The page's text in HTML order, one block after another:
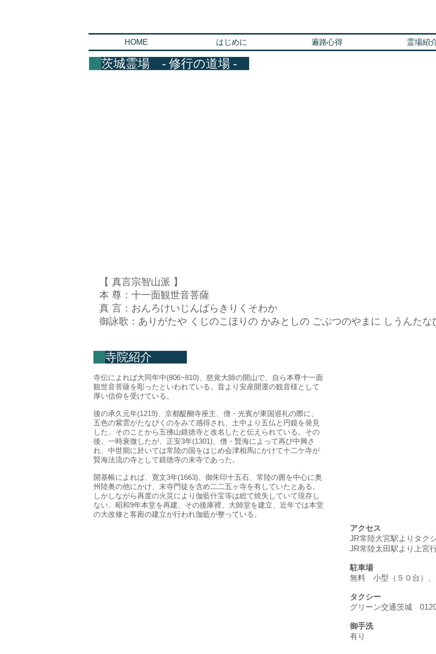
HOME はじめに 遍路心得 霊場紹
茨城霊場 - 修行の道場 -
【 真言宗智山派 】
本 尊：十一面観世音菩薩
真 言：おんろけいじんばらきりくそわか
御詠歌：ありがたや くじのこほりの かみとしの ごぶつのやまに しうんたな
寺院紹介
寺伝によれば大同年中(806~810)、慈覚大師の開山で、自ら本尊十一面
観世音菩薩を彫ったといわれている。昔より安産開運の観音様として
厚い信仰を受けている。
後の承久元年(1219)、京都醍醐寺座主、僧・光賓が東国巡礼の際に、
五色の紫雲がたなびくのをみて感得され、土中より五仏と円鏡を発見
した。そのことから五彿山鏡徳寺と改名したと伝えられている。その
後、一時衰微したが、正安3年(1301)、僧・賢海によって再び中興さ
れ、中世期に於いては常陸の国をはじめ会津相馬にかけて十二ケ寺が
賢海法流の寺として鏡徳寺の末寺であった。
開基帳によれば、寛文3年(1663)、御朱印十五石、常陸の囲を中心に奥
州陸奥の他にかけ、末寺門徒を含め二二五ヶ寺を有していたとある。
しかしながら再度の火災により伽藍什宝等は総て焼失していて現存し
ない。昭和9年本堂を再建、その後庫裡、大師堂を建立、近年では本堂
の大改修と客殿の建立が行われ伽藍が整っている。
アクセス
JR常陸大宮駅よりタク
JR常陸太田駅より上宮
駐車場
無料 小型（５０台）、
タクシー
グリーン交通茨城
御手洗
有り